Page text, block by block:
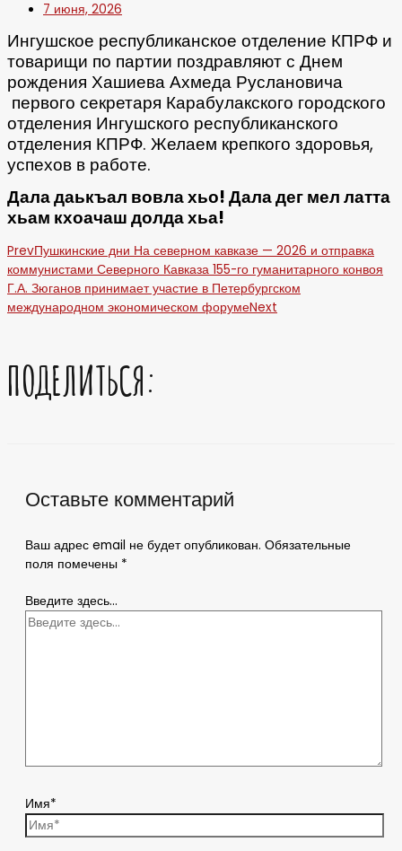
7 июня, 2026
Ингушское республиканское отделение КПРФ и
товарищи по партии поздравляют с Днем
рождения Хашиева Ахмеда Руслановича
первого секретаря Карабулакского городского
отделения Ингушского республиканского
отделения КПРФ. Желаем крепкого здоровья,
успехов в работе.
Дала даькъал вовла хьо! Дала дег мел латта
хьам кхоачаш долда хьа!
PrevПушкинские дни На северном кавказе — 2026 и отправка
коммунистами Северного Кавказа 155-го гуманитарного конвоя
Г.А. Зюганов принимает участие в Петербургском
международном экономическом форумеNext
ПОДЕЛИТЬСЯ:
Оставьте комментарий
Ваш адрес email не будет опубликован. Обязательные
поля помечены *
Введите здесь...
Имя*